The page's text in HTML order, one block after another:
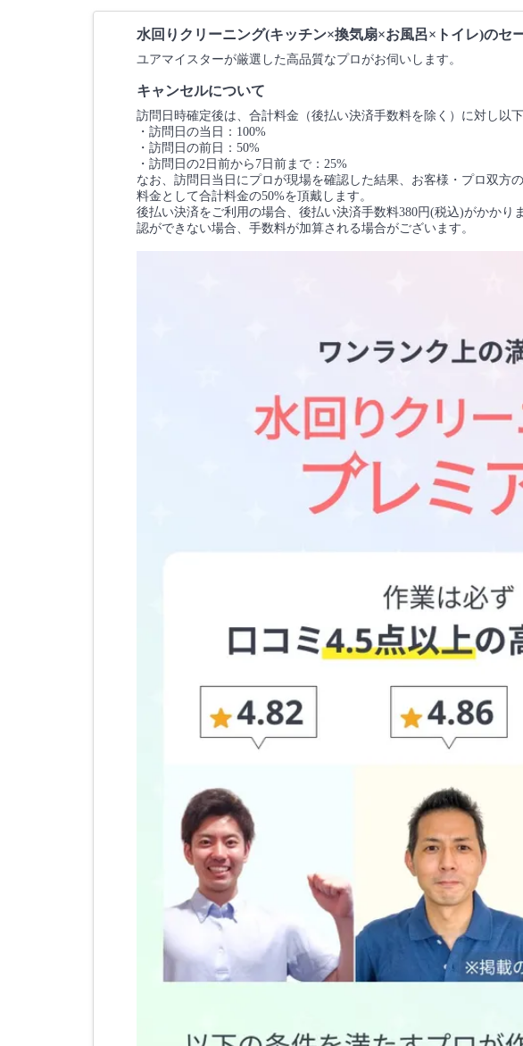
水回りクリーニング(キッチン×換気扇×お風呂×トイレ)のセ
ユアマイスターが厳選した高品質なプロがお伺いします。
キャンセルについて
訪問日時確定後は、合計料金（後払い決済手数料を除く）に対し以
・訪問日の当日：100%
・訪問日の前日：50%
・訪問日の2日前から7日前まで：25%
なお、訪問日当日にプロが現場を確認した結果、お客様・プロ双方
料金として合計料金の50%を頂戴します。
後払い決済をご利用の場合、後払い決済手数料380円(税込)がかかり
認ができない場合、手数料が加算される場合がございます。